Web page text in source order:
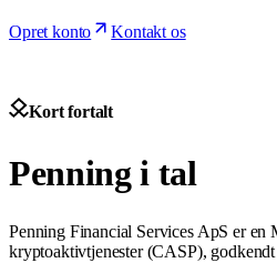
Opret konto Kontakt os
Kort fortalt
Penning i tal
Penning Financial Services ApS er
kryptoaktivtjenester (CASP),